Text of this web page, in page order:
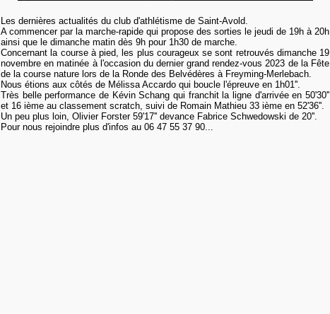
Les dernières actualités du club d'athlétisme de Saint-Avold.
A commencer par la marche-rapide qui propose des sorties le jeudi de 19h à 20h
ainsi que le dimanche matin dès 9h pour 1h30 de marche.
Concernant la course à pied, les plus courageux se sont retrouvés dimanche 19
novembre en matinée à l'occasion du dernier grand rendez-vous 2023 de la Fête
de la course nature lors de la Ronde des Belvédères à Freyming-Merlebach.
Nous étions aux côtés de Mélissa Accardo qui boucle l'épreuve en 1h01''.
Très belle performance de Kévin Schang qui franchit la ligne d'arrivée en 50'30''
et 16 ième au classement scratch, suivi de Romain Mathieu 33 ième en 52'36''.
Un peu plus loin, Olivier Forster 59'17'' devance Fabrice Schwedowski de 20''.
Pour nous rejoindre plus d'infos au 06 47 55 37 90...